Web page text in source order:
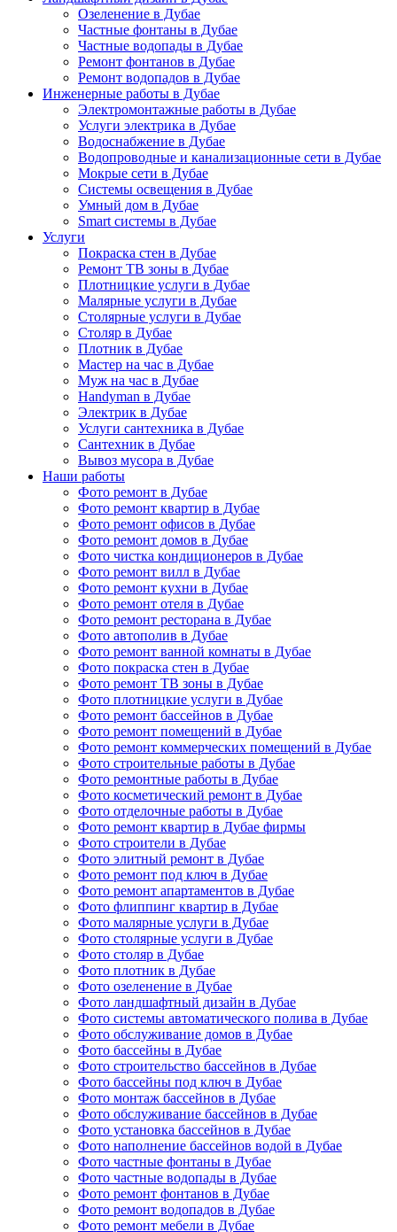
Озеленение в Дубае
Частные фонтаны в Дубае
Частные водопады в Дубае
Ремонт фонтанов в Дубае
Ремонт водопадов в Дубае
Инженерные работы в Дубае
Электромонтажные работы в Дубае
Услуги электрика в Дубае
Водоснабжение в Дубае
Водопроводные и канализационные сети в Дубае
Мокрые сети в Дубае
Системы освещения в Дубае
Умный дом в Дубае
Smart системы в Дубае
Услуги
Покраска стен в Дубае
Ремонт ТВ зоны в Дубае
Плотницкие услуги в Дубае
Малярные услуги в Дубае
Столярные услуги в Дубае
Столяр в Дубае
Плотник в Дубае
Мастер на час в Дубае
Муж на час в Дубае
Handyman в Дубае
Электрик в Дубае
Услуги сантехника в Дубае
Сантехник в Дубае
Вывоз мусора в Дубае
Наши работы
Фото ремонт в Дубае
Фото ремонт квартир в Дубае
Фото ремонт офисов в Дубае
Фото ремонт домов в Дубае
Фото чистка кондиционеров в Дубае
Фото ремонт вилл в Дубае
Фото ремонт кухни в Дубае
Фото ремонт отеля в Дубае
Фото ремонт ресторана в Дубае
Фото автополив в Дубае
Фото ремонт ванной комнаты в Дубае
Фото покраска стен в Дубае
Фото ремонт ТВ зоны в Дубае
Фото плотницкие услуги в Дубае
Фото ремонт бассейнов в Дубае
Фото ремонт помещений в Дубае
Фото ремонт коммерческих помещений в Дубае
Фото строительные работы в Дубае
Фото ремонтные работы в Дубае
Фото косметический ремонт в Дубае
Фото отделочные работы в Дубае
Фото ремонт квартир в Дубае фирмы
Фото строители в Дубае
Фото элитный ремонт в Дубае
Фото ремонт под ключ в Дубае
Фото ремонт апартаментов в Дубае
Фото флиппинг квартир в Дубае
Фото малярные услуги в Дубае
Фото столярные услуги в Дубае
Фото столяр в Дубае
Фото плотник в Дубае
Фото озеленение в Дубае
Фото ландшафтный дизайн в Дубае
Фото системы автоматического полива в Дубае
Фото обслуживание домов в Дубае
Фото бассейны в Дубае
Фото строительство бассейнов в Дубае
Фото бассейны под ключ в Дубае
Фото монтаж бассейнов в Дубае
Фото обслуживание бассейнов в Дубае
Фото установка бассейнов в Дубае
Фото наполнение бассейнов водой в Дубае
Фото частные фонтаны в Дубае
Фото частные водопады в Дубае
Фото ремонт фонтанов в Дубае
Фото ремонт водопадов в Дубае
Фото ремонт мебели в Дубае